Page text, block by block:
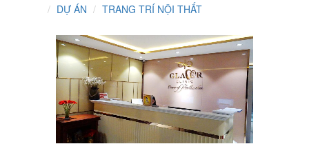
DỰ ÁN TRANG TRÍ NỘI THẤT